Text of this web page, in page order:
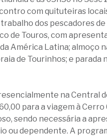
com quituteiras
dos pescadores
de Touros, com
América Latina; almoço
de Tourinhos; e parada
na Central
para a viagem à Cerro
sendo necessária a
ou dependente. A